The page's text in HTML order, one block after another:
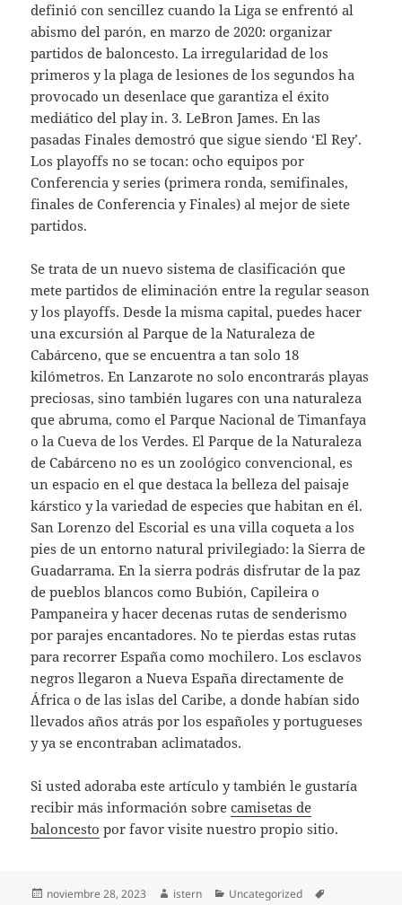
definió con sencillez cuando la Liga se enfrentó al
abismo del parón, en marzo de 2020: organizar
partidos de baloncesto. La irregularidad de los
primeros y la plaga de lesiones de los segundos ha
provocado un desenlace que garantiza el éxito
mediático del play in. 3. LeBron James. En las
pasadas Finales demostró que sigue siendo ‘El Rey’.
Los playoffs no se tocan: ocho equipos por
Conferencia y series (primera ronda, semifinales,
finales de Conferencia y Finales) al mejor de siete
partidos.
Se trata de un nuevo sistema de clasificación que
mete partidos de eliminación entre la regular season
y los playoffs. Desde la misma capital, puedes hacer
una excursión al Parque de la Naturaleza de
Cabárceno, que se encuentra a tan solo 18
kilómetros. En Lanzarote no solo encontrarás playas
preciosas, sino también lugares con una naturaleza
que abruma, como el Parque Nacional de Timanfaya
o la Cueva de los Verdes. El Parque de la Naturaleza
de Cabárceno no es un zoológico convencional, es
un espacio en el que destaca la belleza del paisaje
kárstico y la variedad de especies que habitan en él.
San Lorenzo del Escorial es una villa coqueta a los
pies de un entorno natural privilegiado: la Sierra de
Guadarrama. En la sierra podrás disfrutar de la paz
de pueblos blancos como Bubión, Capileira o
Pampaneira y hacer decenas rutas de senderismo
por parajes encantadores. No te pierdas estas rutas
para recorrer España como mochilero. Los esclavos
negros llegaron a Nueva España directamente de
África o de las islas del Caribe, a donde habían sido
llevados años atrás por los españoles y portugueses
y ya se encontraban aclimatados.
Si usted adoraba este artículo y también le gustaría
recibir más información sobrecamisetas de
baloncesto por favor visite nuestro propio sitio.
Publicado
noviembre 28, 2023 Autor
istern Categorías
Uncategorized